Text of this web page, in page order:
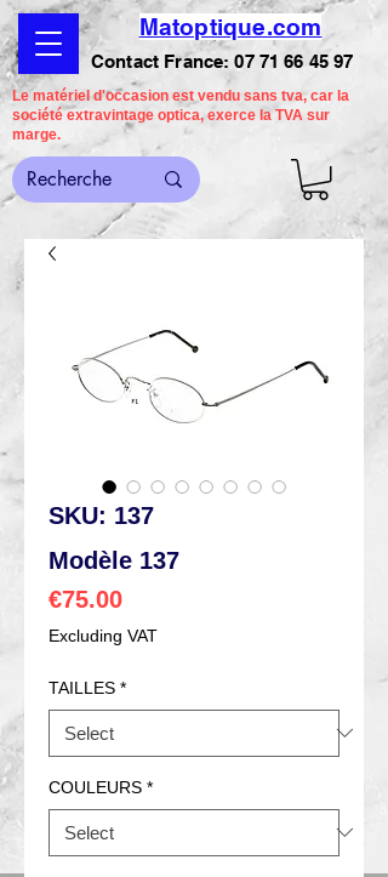
Matoptique.com
Contact France:07 71 66 45 97
Le matériel d'occasion est vendu sans tva, car la
société extravintage optica, exerce la TVA sur
marge.
SKU: 137
Modèle 137
€75.00Price
Excluding VAT
TAILLES *
COULEURS *